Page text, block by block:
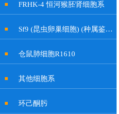
FRHK-4 恒河猴胚肾细胞系
Sf9 (昆虫卵巢细胞) (种属鉴定正确)
仓鼠肺细胞R1610
其他细胞系
环己酮肟